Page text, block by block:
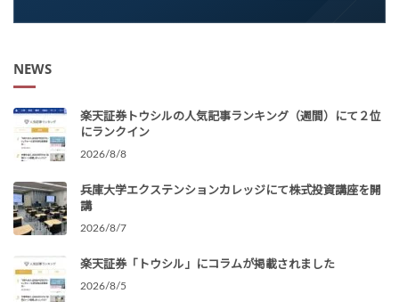
NEWS
楽天証券トウシルの人気記事ランキング（週間）にて２位
にランクイン
2026/8/8
兵庫大学エクステンションカレッジにて株式投資講座を開
講
2026/8/7
楽天証券「トウシル」にコラムが掲載されました
2026/8/5